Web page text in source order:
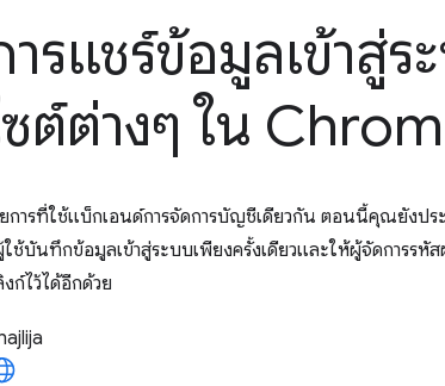
ารแชร์ข้อมูลเข้าสู่
ซต์ต่างๆ ใน
ยการที่ใช้แบ็กเอนด์การจัดการบัญชีเดียวกัน ตอนนี้คุณยังปร
ใช้บันทึกข้อมูลเข้าสู่ระบบเพียงครั้งเดียวและให้ผู้จัดการร
ก์ไว้ได้อีกด้วย